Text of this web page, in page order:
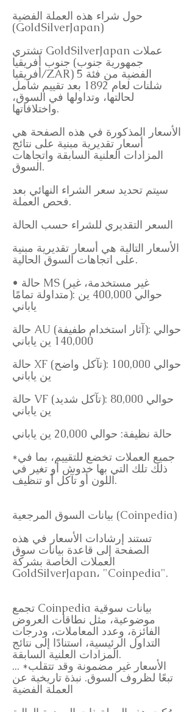
حول شراء هذه العملة الفضية
(GoldSilverJapan)
تشتري GoldSilverJapan عملات
جنوب أفريقيا (جمهورية جنوب
أفريقيا/ZAR) الفضية من فئة 5
شلنات لعام 1892 بعد تقييم شامل
لحالتها، وتداولها في السوق،
واختلافاتها.
الأسعار المذكورة في هذه الصفحة هي
أسعار تقديرية مبنية على نتائج
المزادات العلنية السابقة واتجاهات
السوق.
سيتم تحديد سعر الشراء النهائي بعد
فحص العملة.
السعر التقديري للشراء حسب الحالة
الأسعار التالية هي أسعار تقديرية مبنية
على اتجاهات السوق الحالية.
• حالة MS (غير مستخدمة، غير
متداولة تمامًا): حوالي 400,000 ين
ياباني
حالة AU (آثار استخدام طفيفة): حوالي
140,000 ين ياباني
حالة XF (تآكل واضح): حوالي 100,000
ين ياباني
حالة VF (تآكل شديد): حوالي 80,000
ين ياباني
حالة نظيفة: حوالي 20,000 ين ياباني
*جميع العملات تخضع للتقييم، بما في
ذلك تلك التي بها خدوش أو تغير في
اللون أو تآكل أو تنظيف.
بيانات السوق المرجعية (Coinpedia)
تستند إرشادات الأسعار في هذه
الصفحة إلى قاعدة بيانات سوق
العملات الخاصة بشركة
GoldSilverJapan، "Coinpedia".
تجمع Coinpedia بيانات سوقية
موضوعية، مثل نطاقات العروض
الفائزة، وعدد المعاملات، ودرجات
التداول الرئيسية، استنادًا إلى نتائج
المزادات العلنية السابقة.
... *الأسعار غير مضمونة وقد تتقلب
تبعًا لظروف السوق. نبذة تاريخية عن
العملة الفضية